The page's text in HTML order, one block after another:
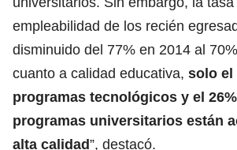
empleabilidad de los recién
disminuido del 77% en 2014 al
cuanto a calidad educativa, solo el
programas tecnológicos y el
programas universitarios están
alta calidad”, destacó.